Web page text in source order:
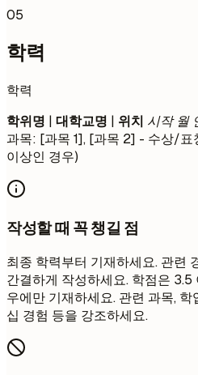
05
학력
학력
학위명 | 대학교명 | 위치 시작 월
과목: [과목 1], [과목 2] - 수상/표
이상인 경우)
작성할 때 꼭 챙길 점
최종 학력부터 기재하세요. 관련
간결하게 작성하세요. 학점은
우에만 기재하세요. 관련 과목,
십 경험 등을 강조하세요.